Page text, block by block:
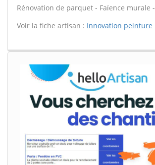
Rénovation de parquet - Faïence murale -
Voir la fiche artisan : Innovation peinture